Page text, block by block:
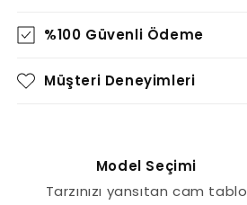
%100 Güvenli Ödeme
Müşteri Deneyimleri
Model Seçimi
Tarzınızı yansıtan cam tablo